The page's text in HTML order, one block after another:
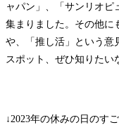
ャパン」、「サンリオピ
集まりました。その他に
や、「推し活」という意
スポット、ぜひ知りたい
↓2023年の休みの日のす